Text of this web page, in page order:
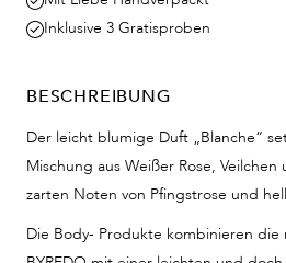
Inklusive 3 Gratisproben
BESCHREIBUNG
Der leicht blumige Duft „Blanche“
Mischung aus Weißer Rose, Veilchen
zarten Noten von Pfingstrose und
Die Body- Produkte kombinieren die